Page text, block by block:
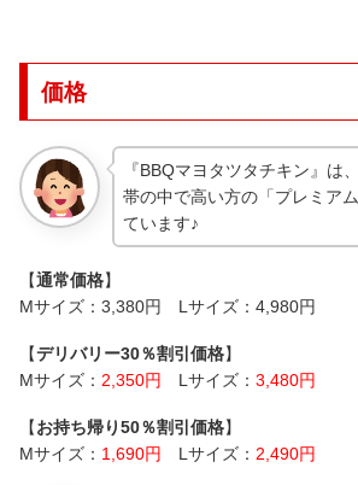
価格
『BBQマヨタツタチキン』は
帯の中で高い方の「プレミア
ています♪
【通常価格】
Mサイズ：3,380円 Lサイズ：4,980円
【デリバリー30％割引価格】
Mサイズ： 2,350円 Lサイズ： 3,480円
【お持ち帰り50％割引価格】
Mサイズ： 1,690円 Lサイズ： 2,490円